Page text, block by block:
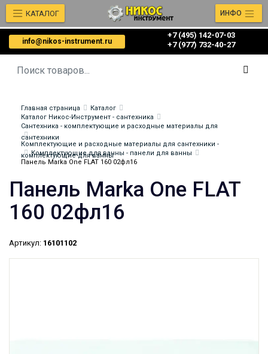
info@nikos-instrument.ru
+7 (495) 142-07-03
‎‎+7 (977) 732-40-27
КАТАЛОГ ИНФО
Главная страница
Каталог
Каталог Никос-Инструмент - сантехника
Сантехника - комплектующие и расходные материалы для
сантехники
Комплектующие и расходные материалы для сантехники -
комплектующие для ванны
Комплектующие для ванны - панели для ванны
Панель Marka One FLAT 160 02фл16
Панель Marka One FLAT
160 02фл16
Артикул: 16101102